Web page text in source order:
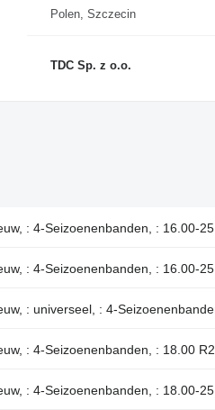
Polen, Szczecin
TDC Sp. z o.o.
: 4-Seizoenenbanden, : 16.00-25
: 4-Seizoenenbanden, : 16.00-25
: universeel, : 4-
: 4-Seizoenenbanden, : 18.00
: 4-Seizoenenbanden, : 18.00-25